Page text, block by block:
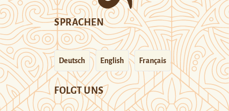
SPRACHEN
Deutsch English Français
FOLGT UNS